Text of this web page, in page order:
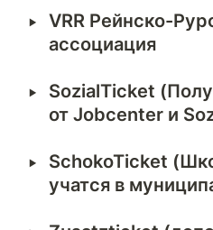
‣ VRR Рейнско-
ассоциация
‣
SozialTicket
от Jobcenter и
‣
SchokoTicket
учатся в